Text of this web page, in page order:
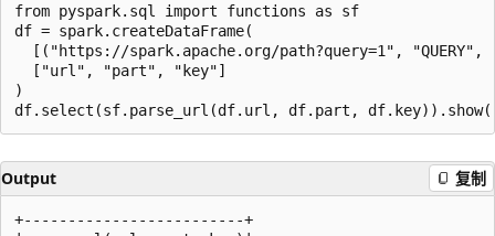
from pyspark.sql import functions as sf
df = spark.createDataFrame(
[("https://spark.apache.org/path?query=1", "QUERY",
  ["url", "part", "key"]
)
Output 复制
+-------------------------+